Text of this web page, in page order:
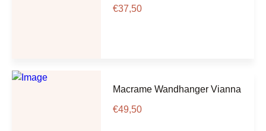
€37,50
Macrame Wandhanger Vianna
€49,50